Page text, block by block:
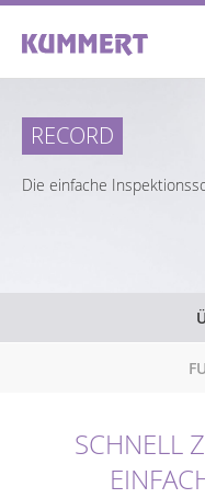
RECORD
Die einfache
SCHNELL